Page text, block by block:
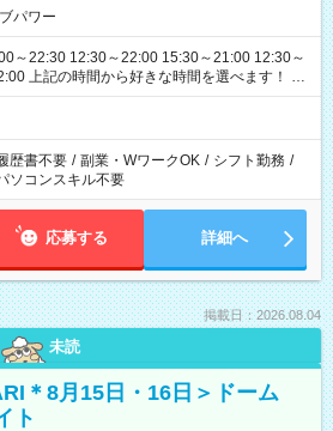
パワー
～22:30 12:30～22:00 15:30～21:00 12:30～
べます！ ※
可能性があります
歴書不要 / 副業・WワークOK / シフト勤務 /
ソコンスキル不要
応募する 詳細へ
掲載日：2026.08.04
未読
＊8月15日・16日＞ドーム
ト